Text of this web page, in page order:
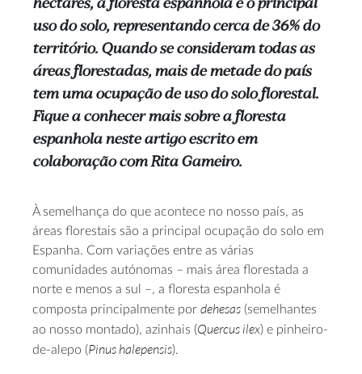
hectares, a floresta espanhola é o principal
uso do solo, representando cerca de 36% do
território. Quando se consideram todas as
áreas florestadas, mais de metade do país
tem uma ocupação de uso do solo florestal.
Fique a conhecer mais sobre a floresta
espanhola neste artigo escrito em
colaboração com Rita Gameiro.
À semelhança do que acontece no nosso país, as
áreas florestais são a principal ocupação do solo em
Espanha. Com variações entre as várias
comunidades autónomas – mais área florestada a
norte e menos a sul –, a floresta espanhola é
composta principalmente por dehesas (semelhantes
ao nosso montado), azinhais (Quercus ilex) e pinheiro-
de-alepo (Pinus halepensis).